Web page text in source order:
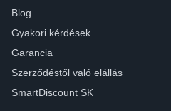
Blog
Gyakori kérdések
Garancia
Szerződéstől való elállás
SmartDiscount SK